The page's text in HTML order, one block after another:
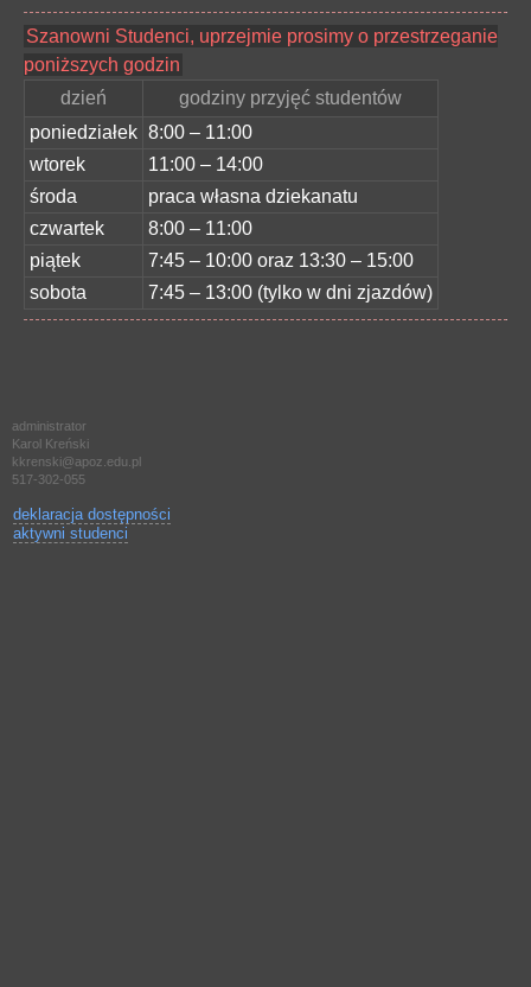
Szanowni Studenci, uprzejmie prosimy o przestrzeganie
poniższych godzin
dzień
godziny przyjęć studentów
poniedziałek 8:00 – 11:00
wtorek
11:00 – 14:00
środa
praca własna dziekanatu
czwartek
8:00 – 11:00
piątek
7:45 – 10:00 oraz 13:30 – 15:00
sobota
7:45 – 13:00 (tylko w dni zjazdów)
administrator
Karol Kreński
kkrenski@apoz.edu.pl
517-302-055
deklaracja dostępności
aktywni studenci